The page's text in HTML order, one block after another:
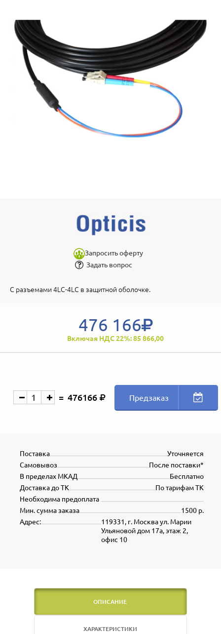
Запросить оферту
Задать вопрос
С разъемами 4LC-4LC в защитной оболочке.
476 166
Включая НДС 22%: 85 866,00
476166 Предзаказ
Уточняется
Поставка
После поставки*
Самовывоз
Бесплатно
В пределах МКАД
По тарифам ТК
Доставка до ТК
Необходима предоплата
1500 р.
Мин. сумма заказа
119331, г. Москва ул. Марии
Ульяновой дом 17а, этаж 2,
офис 10
Адрес:
ОПИСАНИЕ
ХАРАКТЕРИСТИКИ